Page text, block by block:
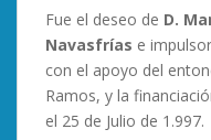
Fue el deseo de D.
Navasfrías e
con el apoyo del
Ramos, y la
el 25 de Julio de 1.997.